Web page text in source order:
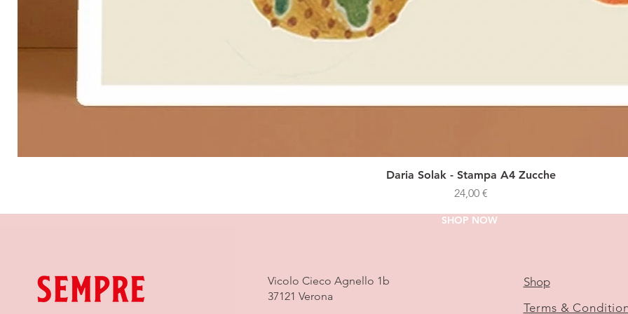
Daria Solak - Stampa A4 Zucche
Prezzo
24,00 €
SHOP NOW
Vicolo Cieco Agnello 1b
37121 Verona
Shop
Terms &